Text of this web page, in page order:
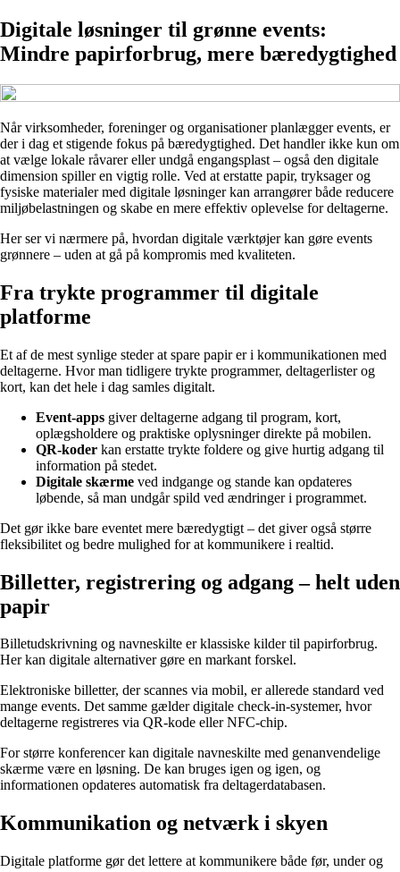
Digitale løsninger til grønne events:
Mindre papirforbrug, mere bæredygtighed
Når virksomheder, foreninger og organisationer planlægger events, er
der i dag et stigende fokus på bæredygtighed. Det handler ikke kun om
at vælge lokale råvarer eller undgå engangsplast – også den digitale
dimension spiller en vigtig rolle. Ved at erstatte papir, tryksager og
fysiske materialer med digitale løsninger kan arrangører både reducere
miljøbelastningen og skabe en mere effektiv oplevelse for deltagerne.
Her ser vi nærmere på, hvordan digitale værktøjer kan gøre events
grønnere – uden at gå på kompromis med kvaliteten.
Fra trykte programmer til digitale
platforme
Et af de mest synlige steder at spare papir er i kommunikationen med
deltagerne. Hvor man tidligere trykte programmer, deltagerlister og
kort, kan det hele i dag samles digitalt.
Event-apps giver deltagerne adgang til program, kort,
oplægsholdere og praktiske oplysninger direkte på mobilen.
QR-koder kan erstatte trykte foldere og give hurtig adgang til
information på stedet.
Digitale skærme ved indgange og stande kan opdateres
løbende, så man undgår spild ved ændringer i programmet.
Det gør ikke bare eventet mere bæredygtigt – det giver også større
fleksibilitet og bedre mulighed for at kommunikere i realtid.
Billetter, registrering og adgang – helt uden
papir
Billetudskrivning og navneskilte er klassiske kilder til papirforbrug.
Her kan digitale alternativer gøre en markant forskel.
Elektroniske billetter, der scannes via mobil, er allerede standard ved
mange events. Det samme gælder digitale check-in-systemer, hvor
deltagerne registreres via QR-kode eller NFC-chip.
For større konferencer kan digitale navneskilte med genanvendelige
skærme være en løsning. De kan bruges igen og igen, og
informationen opdateres automatisk fra deltagerdatabasen.
Kommunikation og netværk i skyen
Digitale platforme gør det lettere at kommunikere både før, under og